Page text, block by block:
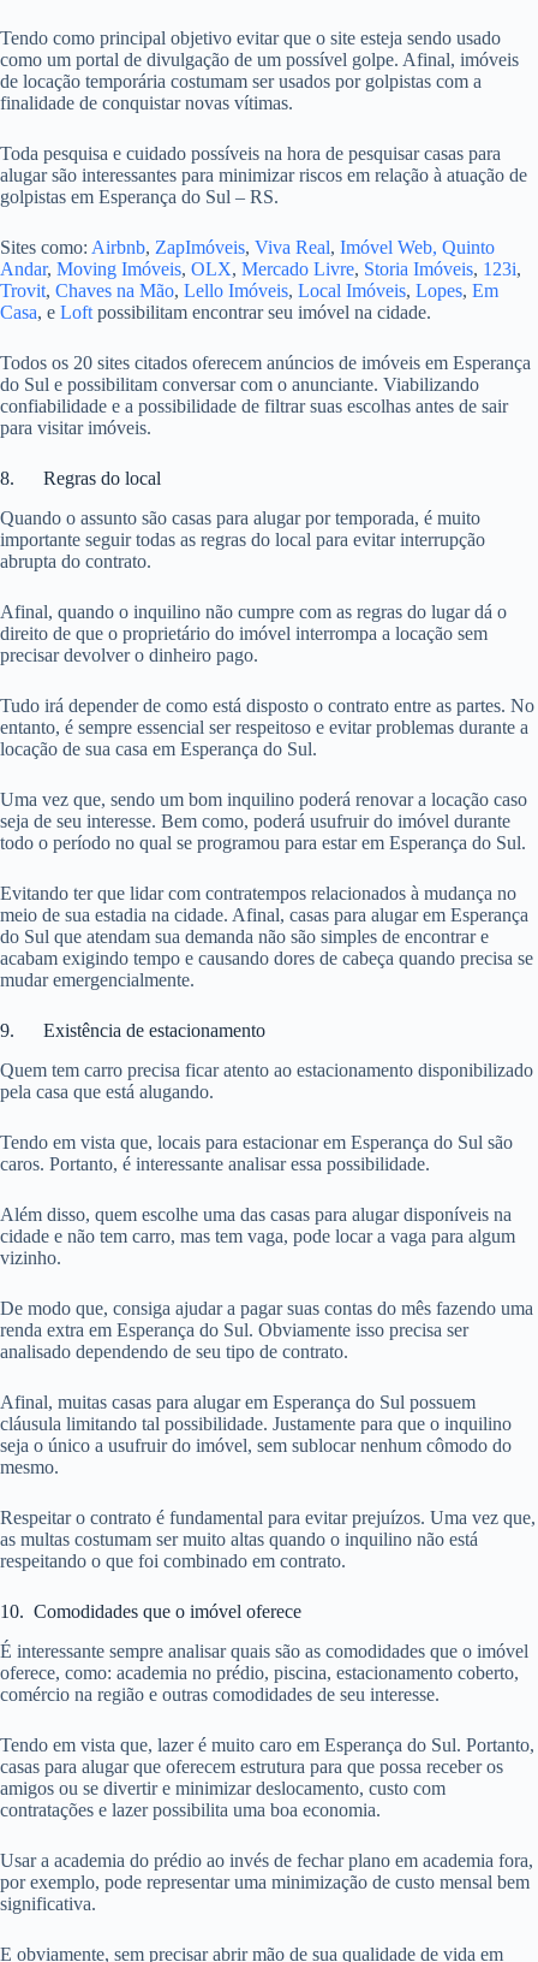
Tendo como principal objetivo evitar que o site esteja sendo usado
como um portal de divulgação de um possível golpe. Afinal, imóveis
de locação temporária costumam ser usados por golpistas com a
finalidade de conquistar novas vítimas.
Toda pesquisa e cuidado possíveis na hora de pesquisar casas para
alugar são interessantes para minimizar riscos em relação à atuação de
golpistas em Esperança do Sul – RS.
Sites como: Airbnb, ZapImóveis, Viva Real, Imóvel Web, Quinto
Andar, Moving Imóveis, OLX, Mercado Livre, Storia Imóveis, 123i,
Trovit, Chaves na Mão, Lello Imóveis, Local Imóveis, Lopes, Em
Casa, e Loft possibilitam encontrar seu imóvel na cidade.
Todos os 20 sites citados oferecem anúncios de imóveis em Esperança
do Sul e possibilitam conversar com o anunciante. Viabilizando
confiabilidade e a possibilidade de filtrar suas escolhas antes de sair
para visitar imóveis.
8. Regras do local
Quando o assunto são casas para alugar por temporada, é muito
importante seguir todas as regras do local para evitar interrupção
abrupta do contrato.
Afinal, quando o inquilino não cumpre com as regras do lugar dá o
direito de que o proprietário do imóvel interrompa a locação sem
precisar devolver o dinheiro pago.
Tudo irá depender de como está disposto o contrato entre as partes. No
entanto, é sempre essencial ser respeitoso e evitar problemas durante a
locação de sua casa em Esperança do Sul.
Uma vez que, sendo um bom inquilino poderá renovar a locação caso
seja de seu interesse. Bem como, poderá usufruir do imóvel durante
todo o período no qual se programou para estar em Esperança do Sul.
Evitando ter que lidar com contratempos relacionados à mudança no
meio de sua estadia na cidade. Afinal, casas para alugar em Esperança
do Sul que atendam sua demanda não são simples de encontrar e
acabam exigindo tempo e causando dores de cabeça quando precisa se
mudar emergencialmente.
9. Existência de estacionamento
Quem tem carro precisa ficar atento ao estacionamento disponibilizado
pela casa que está alugando.
Tendo em vista que, locais para estacionar em Esperança do Sul são
caros. Portanto, é interessante analisar essa possibilidade.
Além disso, quem escolhe uma das casas para alugar disponíveis na
cidade e não tem carro, mas tem vaga, pode locar a vaga para algum
vizinho.
De modo que, consiga ajudar a pagar suas contas do mês fazendo uma
renda extra em Esperança do Sul. Obviamente isso precisa ser
analisado dependendo de seu tipo de contrato.
Afinal, muitas casas para alugar em Esperança do Sul possuem
cláusula limitando tal possibilidade. Justamente para que o inquilino
seja o único a usufruir do imóvel, sem sublocar nenhum cômodo do
mesmo.
Respeitar o contrato é fundamental para evitar prejuízos. Uma vez que,
as multas costumam ser muito altas quando o inquilino não está
respeitando o que foi combinado em contrato.
10. Comodidades que o imóvel oferece
É interessante sempre analisar quais são as comodidades que o imóvel
oferece, como: academia no prédio, piscina, estacionamento coberto,
comércio na região e outras comodidades de seu interesse.
Tendo em vista que, lazer é muito caro em Esperança do Sul. Portanto,
casas para alugar que oferecem estrutura para que possa receber os
amigos ou se divertir e minimizar deslocamento, custo com
contratações e lazer possibilita uma boa economia.
Usar a academia do prédio ao invés de fechar plano em academia fora,
por exemplo, pode representar uma minimização de custo mensal bem
significativa.
E obviamente, sem precisar abrir mão de sua qualidade de vida em